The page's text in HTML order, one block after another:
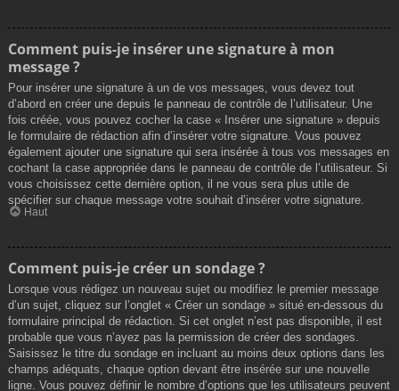
Comment puis-je insérer une signature à mon
message ?
Pour insérer une signature à un de vos messages, vous devez tout
d’abord en créer une depuis le panneau de contrôle de l’utilisateur. Une
fois créée, vous pouvez cocher la case « Insérer une signature » depuis
le formulaire de rédaction afin d’insérer votre signature. Vous pouvez
également ajouter une signature qui sera insérée à tous vos messages en
cochant la case appropriée dans le panneau de contrôle de l’utilisateur. Si
vous choisissez cette dernière option, il ne vous sera plus utile de
spécifier sur chaque message votre souhait d’insérer votre signature.
Haut
Comment puis-je créer un sondage ?
Lorsque vous rédigez un nouveau sujet ou modifiez le premier message
d’un sujet, cliquez sur l’onglet « Créer un sondage » situé en-dessous du
formulaire principal de rédaction. Si cet onglet n’est pas disponible, il est
probable que vous n’ayez pas la permission de créer des sondages.
Saisissez le titre du sondage en incluant au moins deux options dans les
champs adéquats, chaque option devant être insérée sur une nouvelle
ligne. Vous pouvez définir le nombre d’options que les utilisateurs peuvent